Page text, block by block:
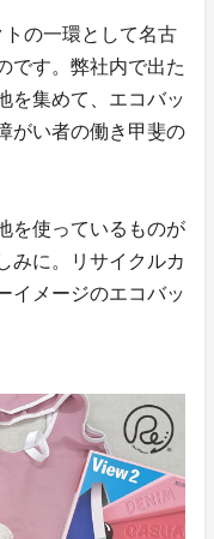
の一環として名古
です。弊社内で出た
を集めて、エコバッ
がい者の働き甲斐の
を使っているものが
みに。リサイクルカ
イメージのエコバッ